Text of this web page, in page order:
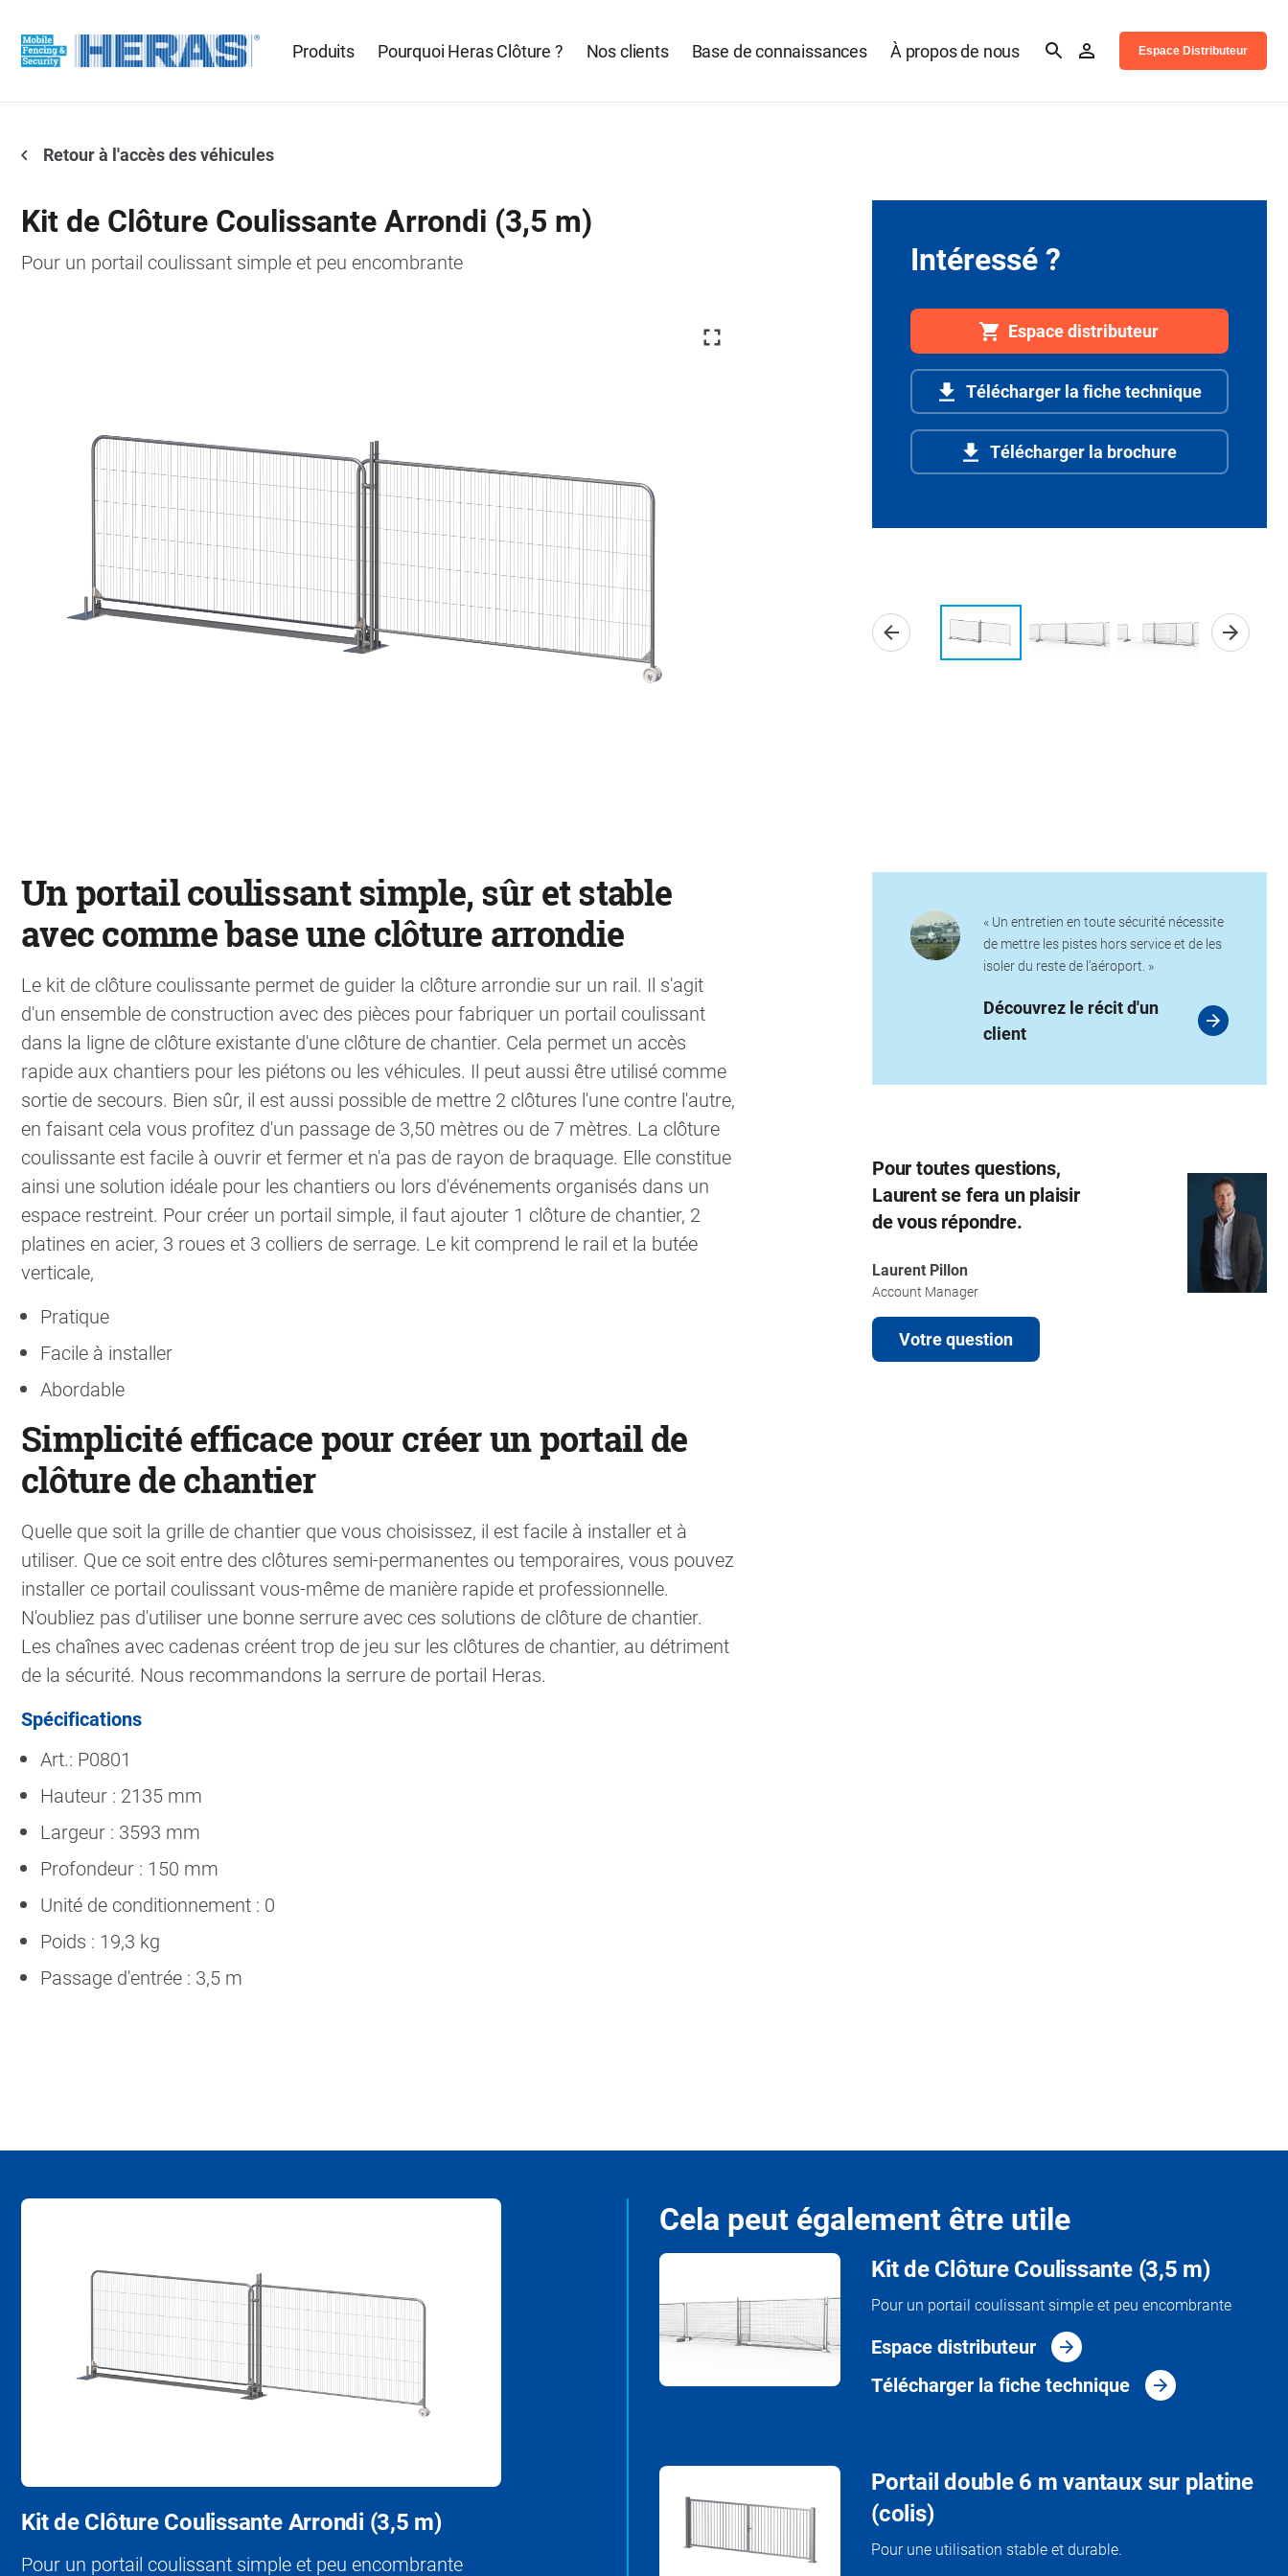
Produits Pourquoi Heras Clôture ? Nos clients Base de connaissances À propos de nous Espace Distributeur
Retour à l'accès des véhicules
Kit de Clôture Coulissante Arrondi (3,5 m)
Pour un portail coulissant simple et peu encombrante Intéressé ?
Espace distributeur
Télécharger la fiche technique
Télécharger la brochure
Un portail coulissant simple, sûr et stable
avec comme base une clôture arrondie
Le kit de clôture coulissante permet de guider la clôture arrondie sur un rail. Il s'agit
d'un ensemble de construction avec des pièces pour fabriquer un portail coulissant
dans la ligne de clôture existante d'une clôture de chantier. Cela permet un accès
rapide aux chantiers pour les piétons ou les véhicules. Il peut aussi être utilisé comme
sortie de secours. Bien sûr, il est aussi possible de mettre 2 clôtures l'une contre l'autre,
en faisant cela vous profitez d'un passage de 3,50 mètres ou de 7 mètres. La clôture
coulissante est facile à ouvrir et fermer et n'a pas de rayon de braquage. Elle constitue
ainsi une solution idéale pour les chantiers ou lors d'événements organisés dans un
espace restreint. Pour créer un portail simple, il faut ajouter 1 clôture de chantier, 2
platines en acier, 3 roues et 3 colliers de serrage. Le kit comprend le rail et la butée
verticale,
Pratique
Facile à installer
Abordable
Simplicité efficace pour créer un portail de
clôture de chantier
Quelle que soit la grille de chantier que vous choisissez, il est facile à installer et à
utiliser. Que ce soit entre des clôtures semi-permanentes ou temporaires, vous pouvez
installer ce portail coulissant vous-même de manière rapide et professionnelle.
N'oubliez pas d'utiliser une bonne serrure avec ces solutions de clôture de chantier.
Les chaînes avec cadenas créent trop de jeu sur les clôtures de chantier, au détriment
de la sécurité. Nous recommandons la serrure de portail Heras.
Spécifications
Art.: P0801
Hauteur : 2135 mm
Largeur : 3593 mm
Profondeur : 150 mm
Unité de conditionnement : 0
Poids : 19,3 kg
Passage d'entrée : 3,5 m
« Un entretien en toute sécurité nécessite
de mettre les pistes hors service et de les
isoler du reste de l’aéroport. »
Découvrez le récit d'un
client
Pour toutes questions,
Laurent se fera un plaisir
de vous répondre.
Laurent Pillon
Account Manager
Votre question
Kit de Clôture Coulissante Arrondi (3,5 m)
Pour un portail coulissant simple et peu encombrante
Cela peut également être utile
Kit de Clôture Coulissante (3,5 m)
Pour un portail coulissant simple et peu encombrante
Espace distributeur
Télécharger la fiche technique
Portail double 6 m vantaux sur platine
(colis)
Pour une utilisation stable et durable.